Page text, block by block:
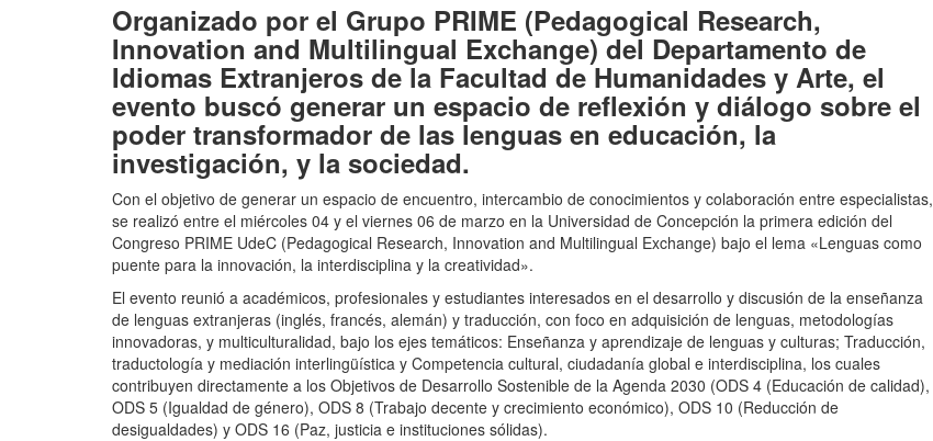
Organizado por el Grupo PRIME (Pedagogical Research,
Innovation and Multilingual Exchange) del Departamento de
Idiomas Extranjeros de la Facultad de Humanidades y Arte, el
evento buscó generar un espacio de reflexión y diálogo sobre el
poder transformador de las lenguas en educación, la
investigación, y la sociedad.
Con el objetivo de generar un espacio de encuentro, intercambio de conocimientos y colaboración entre especialistas,
se realizó entre el miércoles 04 y el viernes 06 de marzo en la Universidad de Concepción la primera edición del
Congreso PRIME UdeC (Pedagogical Research, Innovation and Multilingual Exchange) bajo el lema «Lenguas como
puente para la innovación, la interdisciplina y la creatividad».
El evento reunió a académicos, profesionales y estudiantes interesados en el desarrollo y discusión de la enseñanza
de lenguas extranjeras (inglés, francés, alemán) y traducción, con foco en adquisición de lenguas, metodologías
innovadoras, y multiculturalidad, bajo los ejes temáticos: Enseñanza y aprendizaje de lenguas y culturas; Traducción,
traductología y mediación interlingüística y Competencia cultural, ciudadanía global e interdisciplina, los cuales
contribuyen directamente a los Objetivos de Desarrollo Sostenible de la Agenda 2030 (ODS 4 (Educación de calidad),
ODS 5 (Igualdad de género), ODS 8 (Trabajo decente y crecimiento económico), ODS 10 (Reducción de
desigualdades) y ODS 16 (Paz, justicia e instituciones sólidas).